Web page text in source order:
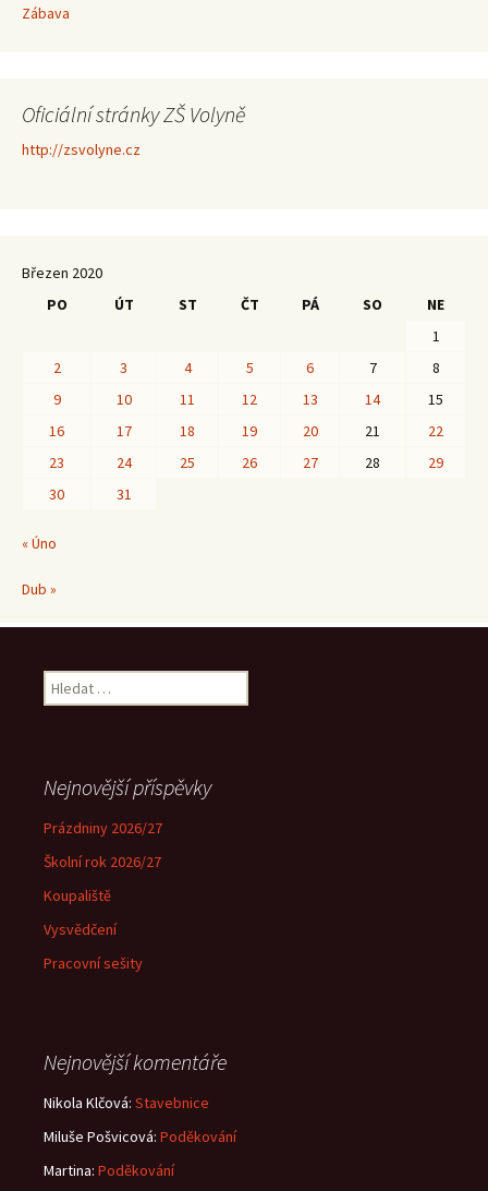
Zábava
Oficiální stránky ZŠ Volyně
http://zsvolyne.cz
Březen 2020
PO
ÚT ST ČT PÁ SO
NE
1
2
3 4 5 6 7
8
9
10 11 12 13 14
15
16
17 18 19 20 21
22
23
24 25 26 27 28
29
30
31
« Úno
Dub »
Vyhledávání
Nejnovější příspěvky
Prázdniny 2026/27
Školní rok 2026/27
Koupaliště
Vysvědčení
Pracovní sešity
Nejnovější komentáře
Nikola Klčová: Stavebnice
Miluše Pošvicová: Poděkování
Martina: Poděkování